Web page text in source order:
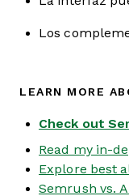
Los
LEARN MORE
Check out
Read my in-
Explore best
Semrush vs.